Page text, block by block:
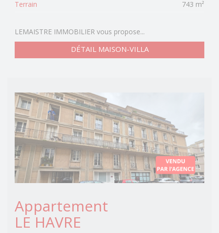
Terrain 743 m²
LEMAISTRE IMMOBILIER vous propose...
DÉTAIL MAISON-VILLA
Appartement
LE HAVRE